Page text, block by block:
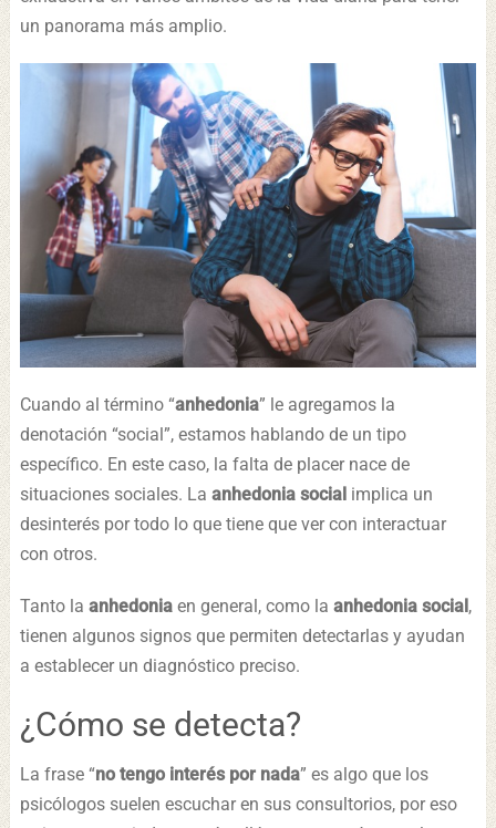
un panorama más amplio.
Cuando al término “anhedonia” le agregamos la
denotación “social”, estamos hablando de un tipo
específico. En este caso, la falta de placer nace de
situaciones sociales. La anhedonia social implica un
desinterés por todo lo que tiene que ver con interactuar
con otros.
Tanto la anhedoniaen general, como la anhedonia social ,
tienen algunos signos que permiten detectarlas y ayudan
a establecer un diagnóstico preciso.
¿Cómo se detecta?
La frase “no tengo interés por nada” es algo que los
psicólogos suelen escuchar en sus consultorios, por eso